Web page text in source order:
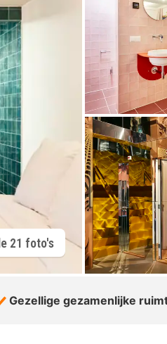
21 foto's
Gezellige gezamenlijke